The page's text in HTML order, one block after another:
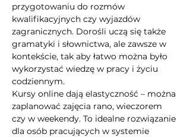
przygotowaniu do rozmów
kwalifikacyjnych czy wyjazdów
zagranicznych. Dorośli uczą się także
gramatyki i słownictwa, ale zawsze w
kontekście, tak aby łatwo można było
wykorzystać wiedzę w pracy i życiu
codziennym.
Kursy online dają elastyczność – można
zaplanować zajęcia rano, wieczorem
czy w weekendy. To idealne rozwiązanie
dla osób pracujących w systemie